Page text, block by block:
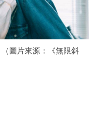
圖片來源：《無限斜